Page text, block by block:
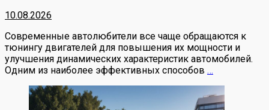
10.08.2026
Современные автолюбители все чаще обращаются к
тюнингу двигателей для повышения их мощности и
улучшения динамических характеристик автомобилей.
Одним из наиболее эффективных способов …